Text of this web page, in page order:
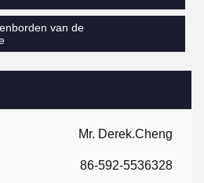
Mr. Derek.Cheng
86-592-5536328
van de